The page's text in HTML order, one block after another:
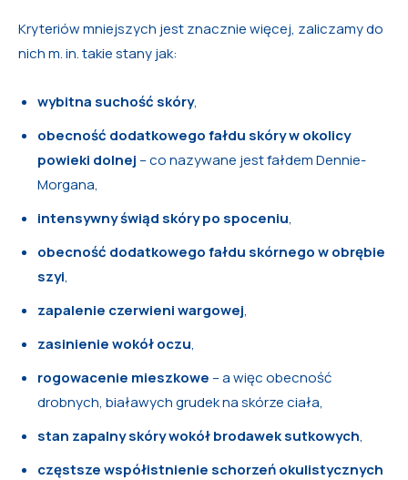
Kryteriów mniejszych jest znacznie więcej, zaliczamy do
nich m. in. takie stany jak:
wybitna suchość skóry,
obecność dodatkowego fałdu skóry w okolicy
powieki dolnej – co nazywane jest fałdem Dennie-
Morgana,
intensywny świąd skóry po spoceniu,
obecność dodatkowego fałdu skórnego w obrębie
szyi,
zapalenie czerwieni wargowej,
zasinienie wokół oczu,
rogowacenie mieszkowe – a więc obecność
drobnych, białawych grudek na skórze ciała,
stan zapalny skóry wokół brodawek sutkowych,
częstsze współistnienie schorzeń okulistycznych